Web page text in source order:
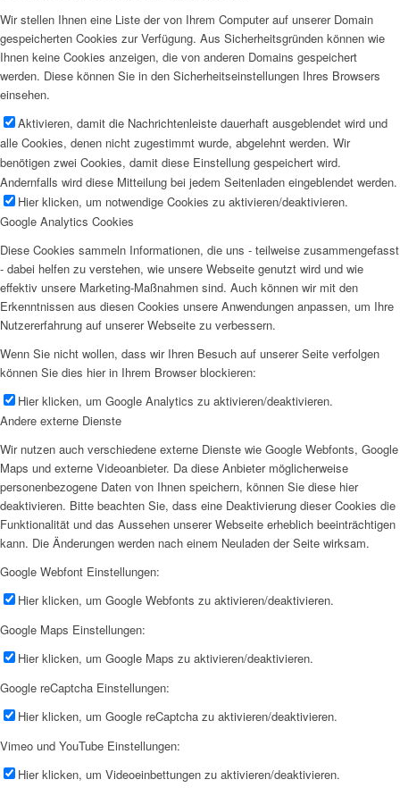
Wir stellen Ihnen eine Liste der von Ihrem Computer auf unserer Domain
gespeicherten Cookies zur Verfügung. Aus Sicherheitsgründen können wie
Ihnen keine Cookies anzeigen, die von anderen Domains gespeichert
werden. Diese können Sie in den Sicherheitseinstellungen Ihres Browsers
einsehen.
Aktivieren, damit die Nachrichtenleiste dauerhaft ausgeblendet wird und
alle Cookies, denen nicht zugestimmt wurde, abgelehnt werden. Wir
benötigen zwei Cookies, damit diese Einstellung gespeichert wird.
Andernfalls wird diese Mitteilung bei jedem Seitenladen eingeblendet werden.
Hier klicken, um notwendige Cookies zu aktivieren/deaktivieren.
Google Analytics Cookies
Diese Cookies sammeln Informationen, die uns - teilweise zusammengefasst
- dabei helfen zu verstehen, wie unsere Webseite genutzt wird und wie
effektiv unsere Marketing-Maßnahmen sind. Auch können wir mit den
Erkenntnissen aus diesen Cookies unsere Anwendungen anpassen, um Ihre
Nutzererfahrung auf unserer Webseite zu verbessern.
Wenn Sie nicht wollen, dass wir Ihren Besuch auf unserer Seite verfolgen
können Sie dies hier in Ihrem Browser blockieren:
Hier klicken, um Google Analytics zu aktivieren/deaktivieren.
Andere externe Dienste
Wir nutzen auch verschiedene externe Dienste wie Google Webfonts, Google
Maps und externe Videoanbieter. Da diese Anbieter möglicherweise
personenbezogene Daten von Ihnen speichern, können Sie diese hier
deaktivieren. Bitte beachten Sie, dass eine Deaktivierung dieser Cookies die
Funktionalität und das Aussehen unserer Webseite erheblich beeinträchtigen
kann. Die Änderungen werden nach einem Neuladen der Seite wirksam.
Google Webfont Einstellungen:
Hier klicken, um Google Webfonts zu aktivieren/deaktivieren.
Google Maps Einstellungen:
Hier klicken, um Google Maps zu aktivieren/deaktivieren.
Google reCaptcha Einstellungen:
Hier klicken, um Google reCaptcha zu aktivieren/deaktivieren.
Vimeo und YouTube Einstellungen:
Hier klicken, um Videoeinbettungen zu aktivieren/deaktivieren.